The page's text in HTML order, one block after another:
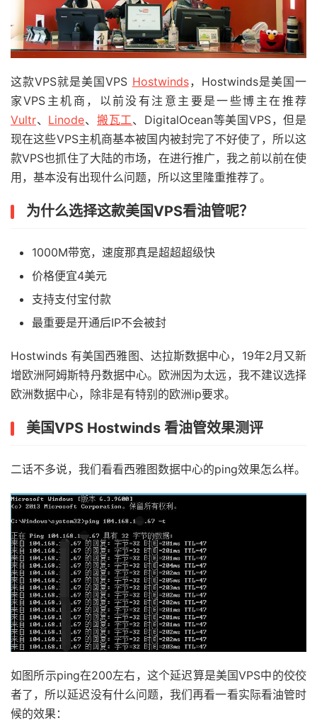
这款VPS就是美国VPS Hostwinds，Hostwinds是美国一
家VPS主机商，以前没有注意主要是一些博主在推荐
Vultr、 Linode、 搬瓦工、DigitalOcean等美国VPS，但是
现在这些VPS主机商基本被国内被封完了不好使了，所以这
款VPS也抓住了大陆的市场，在进行推广，我之前以前在使
用，基本没有出现什么问题，所以这里隆重推荐了。
为什么选择这款美国VPS看油管呢？
1000M带宽，速度那真是超超超级快
价格便宜4美元
支持支付宝付款
最重要是开通后IP不会被封
Hostwinds 有美国西雅图、达拉斯数据中心，19年2月又新
增欧洲阿姆斯特丹数据中心。欧洲因为太远，我不建议选择
欧洲数据中心，除非是有特别的欧洲ip要求。
美国VPS Hostwinds 看油管效果测评
二话不多说，我们看看西雅图数据中心的ping效果怎么样。
如图所示ping在200左右，这个延迟算是美国VPS中的佼佼
者了，所以延迟没有什么问题，我们再看一看实际看油管时
候的效果：